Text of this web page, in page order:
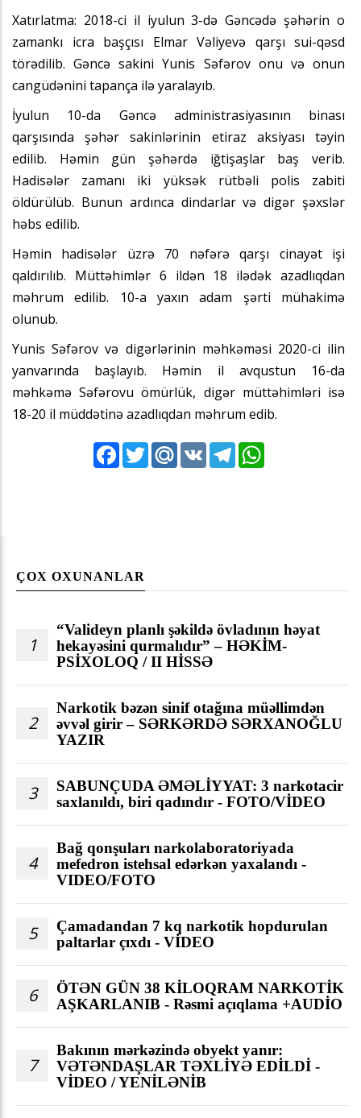
Xatırlatma: 2018-ci il iyulun 3-də Gəncədə şəhərin o
zamankı icra başçısı Elmar Vəliyevə qarşı sui-qəsd
törədilib. Gəncə sakini Yunis Səfərov onu və onun
cangüdənini tapança ilə yaralayıb.
İyulun 10-da Gəncə administrasiyasının binası
qarşısında şəhər sakinlərinin etiraz aksiyası təyin
edilib. Həmin gün şəhərdə iğtişaşlar baş verib.
Hadisələr zamanı iki yüksək rütbəli polis zabiti
öldürülüb. Bunun ardınca dindarlar və digər şəxslər
həbs edilib.
Həmin hadisələr üzrə 70 nəfərə qarşı cinayət işi
qaldırılıb. Müttəhimlər 6 ildən 18 ilədək azadlıqdan
məhrum edilib. 10-a yaxın adam şərti mühakimə
olunub.
Yunis Səfərov və digərlərinin məhkəməsi 2020-ci ilin
yanvarında başlayıb. Həmin il avqustun 16-da
məhkəmə Səfərovu ömürlük, digər müttəhimləri isə
18-20 il müddətinə azadlıqdan məhrum edib.
FacebookTwitterMail.RuVK Telegram
ÇOX OXUNANLAR
1
“Valideyn planlı şəkildə övladının həyat
hekayəsini qurmalıdır” – HƏKİM-
PSİXOLOQ / II HİSSƏ
2
Narkotik bəzən sinif otağına müəllimdən
əvvəl girir – SƏRKƏRDƏ SƏRXANOĞLU
YAZIR
3
SABUNÇUDA ƏMƏLİYYAT: 3 narkotacir
saxlanıldı, biri qadındır - FOTO/VİDEO
4
Bağ qonşuları narkolaboratoriyada
mefedron istehsal edərkən yaxalandı -
VIDEO/FOTO
5
Çamadandan 7 kq narkotik hopdurulan
paltarlar çıxdı - VİDEO
6
ÖTƏN GÜN 38 KİLOQRAM NARKOTİK
AŞKARLANIB - Rəsmi açıqlama +AUDİO
7
Bakının mərkəzində obyekt yanır:
VƏTƏNDAŞLAR TƏXLİYƏ EDİLDİ -
VİDEO / YENİLƏNİB